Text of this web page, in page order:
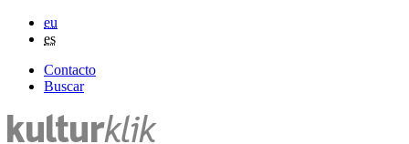
eu
es
Contacto
Buscar